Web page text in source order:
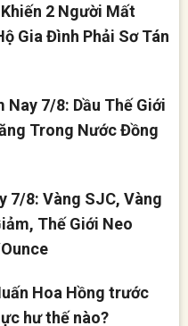
2 Người Mất
Gia Đình Phải Sơ Tán
Nay 7/8: Dầu Thế Giới
Trong Nước Đồng
7/8: Vàng SJC, Vàng
Thế Giới Neo
Hoa Hồng trước
hư thế nào?